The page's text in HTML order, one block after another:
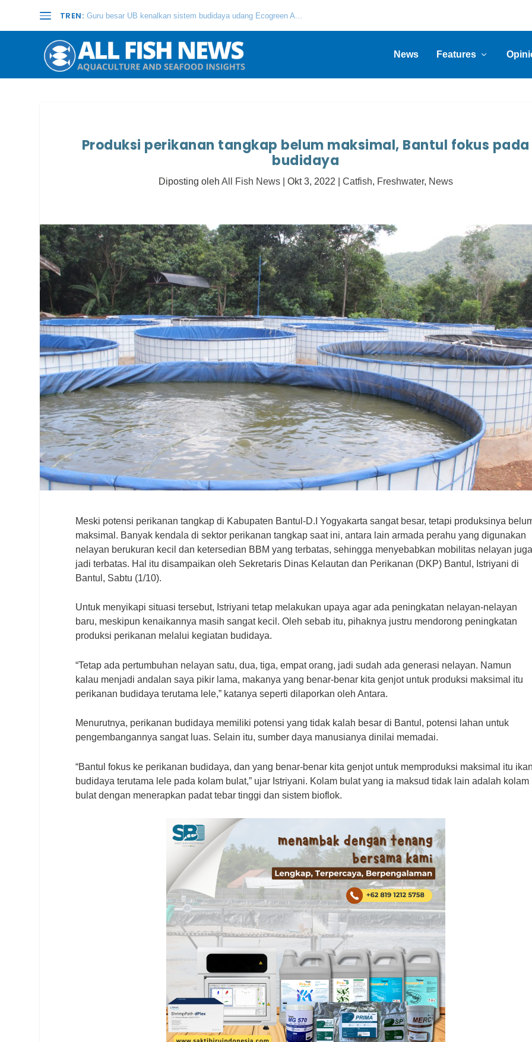
TREN: Guru besar UB kenalkan sistem budidaya udang Ecogreen A...
News Features
Produksi perikanan tangkap belum maksimal, Bantul fokus pada
budidaya
Diposting oleh All Fish News| Okt 3, 2022 Catfish, Freshwater, News
Meski potensi perikanan tangkap di Kabupaten Bantul-D.I Yogyakarta sangat besar, tetapi produksinya
maksimal. Banyak kendala di sektor perikanan tangkap saat ini, antara lain armada perahu yang digunakan
nelayan berukuran kecil dan ketersedian BBM yang terbatas, sehingga menyebabkan mobilitas nelayan
jadi terbatas. Hal itu disampaikan oleh Sekretaris Dinas Kelautan dan Perikanan (DKP) Bantul, Istriyani di
Bantul, Sabtu (1/10).
Untuk menyikapi situasi tersebut, Istriyani tetap melakukan upaya agar ada peningkatan nelayan-nelayan
baru, meskipun kenaikannya masih sangat kecil. Oleh sebab itu, pihaknya justru mendorong peningkatan
produksi perikanan melalui kegiatan budidaya.
“Tetap ada pertumbuhan nelayan satu, dua, tiga, empat orang, jadi sudah ada generasi nelayan. Namun
kalau menjadi andalan saya pikir lama, makanya yang benar-benar kita genjot untuk produksi maksimal itu
perikanan budidaya terutama lele,” katanya seperti dilaporkan oleh Antara.
Menurutnya, perikanan budidaya memiliki potensi yang tidak kalah besar di Bantul, potensi lahan untuk
pengembangannya sangat luas. Selain itu, sumber daya manusianya dinilai memadai.
“Bantul fokus ke perikanan budidaya, dan yang benar-benar kita genjot untuk memproduksi maksimal itu
budidaya terutama lele pada kolam bulat,” ujar Istriyani. Kolam bulat yang ia maksud tidak lain adalah kolam
bulat dengan menerapkan padat tebar tinggi dan sistem bioflok.